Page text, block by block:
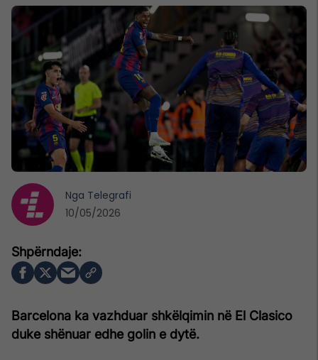
Barcelona ka vazhduar shkëlqimin në El Clasico
duke shënuar edhe golin e dytë.
Nga Telegrafi
10/05/2026